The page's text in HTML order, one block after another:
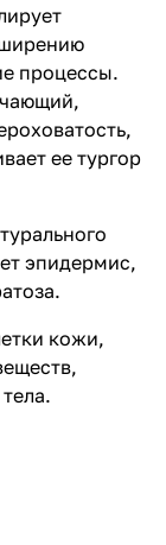
процессы.
ее тургор
эпидермис,
кожи,